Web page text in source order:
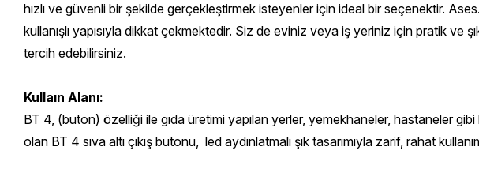
hızlı ve güvenli bir şekilde gerçekleştirmek isteyenler için ideal bir seçenektir.
kullanışlı yapısıyla dikkat çekmektedir. Siz de eviniz veya iş yeriniz için pratik
tercih edebilirsiniz.
Kullaın Alanı:
BT 4, (buton) özelliği ile gıda üretimi yapılan yerler, yemekhaneler, hastaneler
olan BT 4 sıva altı çıkış butonu, led aydınlatmalı şık tasarımıyla zarif, rahat